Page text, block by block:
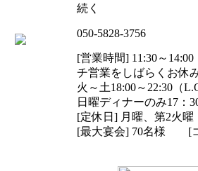
続く
050-5828-3756
[営業時間] 11:30～
チ営業をしばらくお休
火～土18:00～22:30（
日曜ディナーのみ17：
[定休日] 月曜、第2火曜
[最大宴会] 70名様 [コ